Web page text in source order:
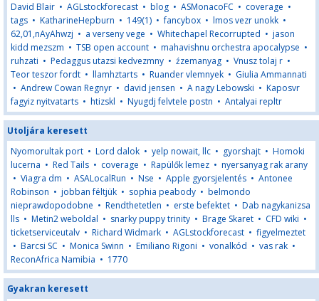
David Blair • AGLstockforecast • blog • ASMonacoFC • coverage •
tags • KatharineHepburn • 149(1) •fancybox • lmos vezr unokk •
62,01,nAyAhwzj • a verseny vege • Whitechapel Recorrupted • jason
kidd mezszm • TSB open account • mahavishnu orchestra apocalypse •
ruhzati • Pedaggus utazsi kedvezmny • źzemanyag • Vnusz tolaj r •
Teor teszor fordt • llamhztarts • Ruander vlemnyek • Giulia Ammannati
• Andrew Cowan Regnyr • david jensen • A nagy Lebowski • Kaposvr
fagyiz nyitvatarts • htizskl • Nyugdj felvtele postn • Antalyai repltr
Utoljára keresett
Nyomorultak port • Lord dalok • yelp nowait, llc • gyorshajt • Homoki
lucerna • Red Tails • coverage • Rapülők lemez • nyersanyag rak arany
• Viagra dm • ASALocalRun • Nse • Apple gyorsjelentés • Antonee
Robinson • jobban féltjük • sophia peabody • belmondo
nieprawdopodobne • Rendthetetlen • erste befektet • Dab nagykanizsa
lls • Metin2 weboldal • snarky puppy trinity • Brage Skaret • CFD wiki •
ticketserviceutalv • Richard Widmark • AGLstockforecast • figyelmeztet
• Barcsi SC • Monica Swinn • Emiliano Rigoni • vonalkód • vas rak •
ReconAfrica Namibia • 1770
Gyakran keresett